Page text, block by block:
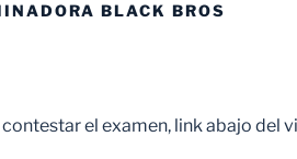
BLACK BROS
el examen, link abajo del